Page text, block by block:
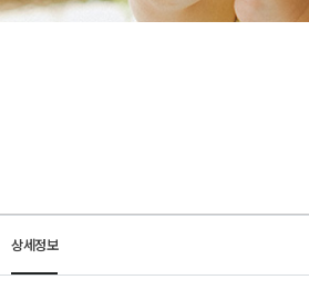
상세정보